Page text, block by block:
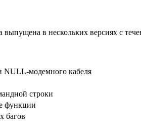
в нескольких версиях с
NULL-модемного кабеля
строки
функции
багов